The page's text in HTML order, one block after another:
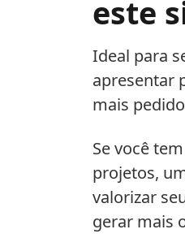
este
Ideal para
apresentar
mais
Se você
projetos,
valorizar
gerar mais